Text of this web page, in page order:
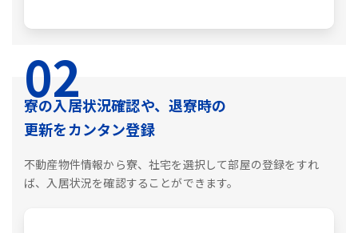
02
寮の入居状況確認や、退寮時の
更新をカンタン登録
不動産物件情報から寮、社宅を選択して部屋の登録をすれ
ば、入居状況を確認することができます。